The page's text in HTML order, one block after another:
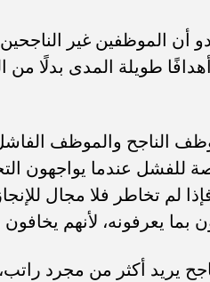
أن الموظفين غير
طويلة المدى بدلًا من
الناجح والموظف
للفشل عندما يواجهون
لم تخاطر فلا مجال
بما يعرفونه، لأنهم
يريد أكثر من مجرد